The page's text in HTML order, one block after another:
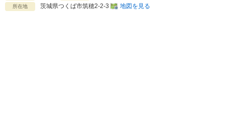
所在地 茨城県つくば市筑穂2-2-3 地図を見る